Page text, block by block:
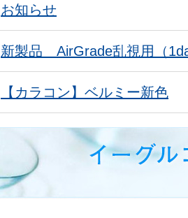
お知らせ
新製品 AirGrade乱視用（
【カラコン】ベルミー新色